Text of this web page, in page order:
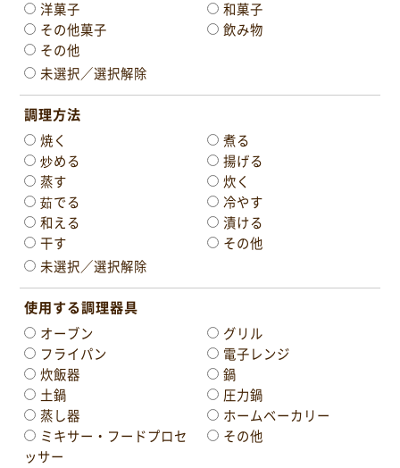
洋菓子
和菓子
その他菓子
飲み物
その他
未選択／選択解除
調理方法
焼く
煮る
炒める
揚げる
蒸す
炊く
茹でる
冷やす
和える
漬ける
干す
その他
未選択／選択解除
使用する調理器具
オーブン
グリル
フライパン
電子レンジ
炊飯器
鍋
土鍋
圧力鍋
蒸し器
ホームベーカリー
ミキサー・フードプロセ
ッサー
その他